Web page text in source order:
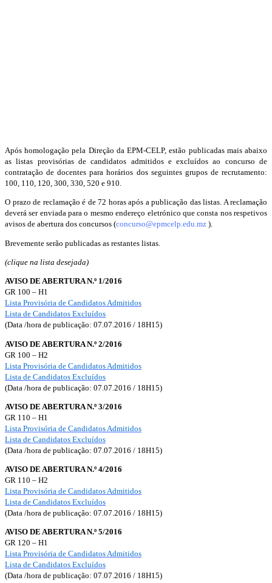
Após homologação pela Direção da EPM-CELP, estão publicadas mais abaixo
as listas provisórias de candidatos admitidos e excluídos ao concurso de
contratação de docentes para horários dos seguintes grupos de recrutamento:
100, 110, 120, 300, 330, 520 e 910.
O prazo de reclamação é de 72 horas após a publicação das listas. A reclamação
deverá ser enviada para o mesmo endereço eletrónico que consta nos respetivos
avisos de abertura dos concursos (concurso@epmcelp.edu.mz ).
Brevemente serão publicadas as restantes listas.
(clique na lista desejada)
AVISO DE ABERTURA N.º 1/2016
GR 100 – H1
Lista Provisória de Candidatos Admitidos
Lista de Candidatos Excluídos
(Data /hora de publicação: 07.07.2016 / 18H15)
AVISO DE ABERTURA N.º 2/2016
GR 100 – H2
Lista Provisória de Candidatos Admitidos
Lista de Candidatos Excluídos
(Data /hora de publicação: 07.07.2016 / 18H15)
AVISO DE ABERTURA N.º 3/2016
GR 110 – H1
Lista Provisória de Candidatos Admitidos
Lista de Candidatos Excluídos
(Data /hora de publicação: 07.07.2016 / 18H15)
AVISO DE ABERTURA N.º 4/2016
GR 110 – H2
Lista Provisória de Candidatos Admitidos
Lista de Candidatos Excluídos
(Data /hora de publicação: 07.07.2016 / 18H15)
AVISO DE ABERTURA N.º 5/2016
GR 120 – H1
Lista Provisória de Candidatos Admitidos
Lista de Candidatos Excluídos
(Data /hora de publicação: 07.07.2016 / 18H15)